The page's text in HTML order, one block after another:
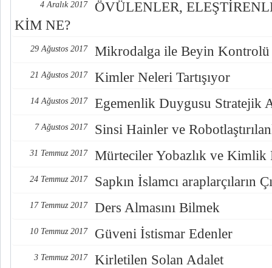
4 Aralık 2017
ÖVÜLENLER,
KİM NE?
29 Ağustos 2017 Mikrodalga ile Beyin Kontrolü
21 Ağustos 2017 Kimler Neleri Tartışıyor
14 Ağustos 2017 Egemenlik Duygusu Stratejik
7 Ağustos 2017 Sinsi Hainler ve
31 Temmuz 2017 Mürteciler Yobazlık ve Kimlik
24 Temmuz 2017 Sapkın İslamcı araplarçıların
17 Temmuz 2017 Ders Almasını Bilmek
10 Temmuz 2017 Güveni İstismar Edenler
3 Temmuz 2017 Kirletilen Solan Adalet